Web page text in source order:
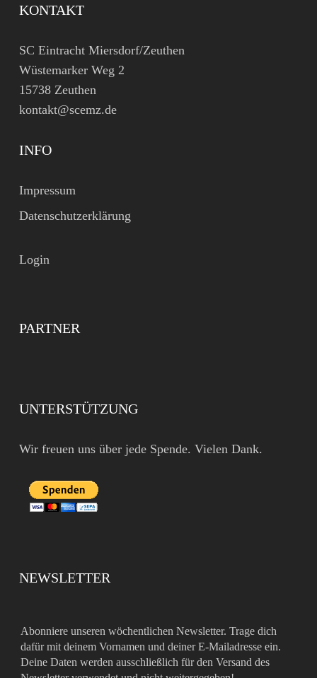
KONTAKT
SC Eintracht Miersdorf/Zeuthen
Wüstemarker Weg 2
15738 Zeuthen
kontakt@scemz.de
INFO
Impressum
Datenschutzerklärung
Login
PARTNER
UNTERSTÜTZUNG
Wir freuen uns über jede Spende. Vielen Dank.
NEWSLETTER
Abonniere unseren wöchentlichen Newsletter. Trage dich
dafür mit deinem Vornamen und deiner E-Mailadresse ein.
Deine Daten werden ausschließlich für den Versand des